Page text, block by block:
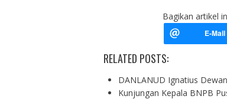
Bagikan artikel
RELATED POSTS:
DANLANUD Ignatius
Kunjungan Kepala BNPB